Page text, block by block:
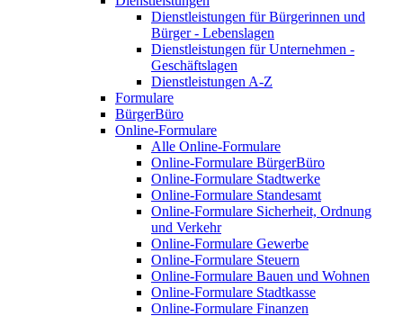
Dienstleistungen für Bürgerinnen und
Bürger - Lebenslagen
Dienstleistungen für Unternehmen -
Geschäftslagen
Dienstleistungen A-Z
Formulare
BürgerBüro
Online-Formulare
Alle Online-Formulare
Online-Formulare BürgerBüro
Online-Formulare Stadtwerke
Online-Formulare Standesamt
Online-Formulare Sicherheit, Ordnung
und Verkehr
Online-Formulare Gewerbe
Online-Formulare Steuern
Online-Formulare Bauen und Wohnen
Online-Formulare Stadtkasse
Online-Formulare Finanzen